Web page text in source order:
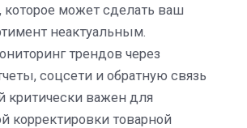
которое может сделать ваш
неактуальным.
трендов через
соцсети и обратную связь
критически важен для
корректировки товарной